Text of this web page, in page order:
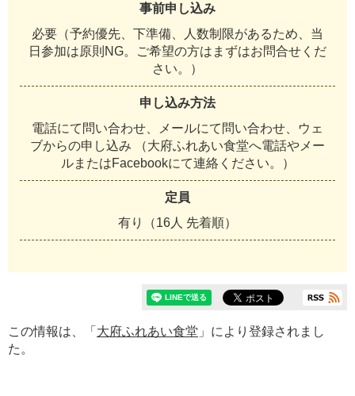
事前申し込み
必要（予約優先、下準備、人数制限があるため、当
日参加は原則NG。ご希望の方はまずはお問合せくだ
さい。）
申し込み方法
電話にて問い合わせ、メールにて問い合わせ、ウェ
ブからの申し込み （大府ふれあい食堂へ電話やメー
ルまたはFacebookにて連絡ください。）
定員
有り（16人 先着順）
この情報は、「 大府ふれあい食堂 」により登録されまし
た。